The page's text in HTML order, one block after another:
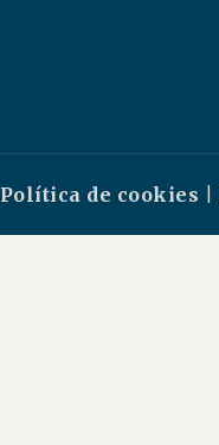
Política de cookies